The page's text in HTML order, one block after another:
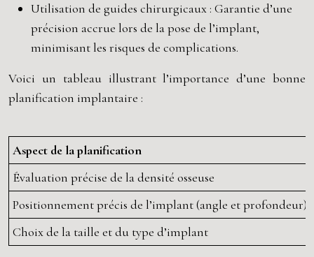
Utilisation de guides chirurgicaux : Garantie d’une
précision accrue lors de la pose de l’implant,
minimisant les risques de complications.
Voici un tableau illustrant l’importance d’une bonne
planification implantaire :
Aspect de la planification
Évaluation précise de la densité osseuse
Positionnement précis de l’implant (angle et profondeur)
Choix de la taille et du type d’implant